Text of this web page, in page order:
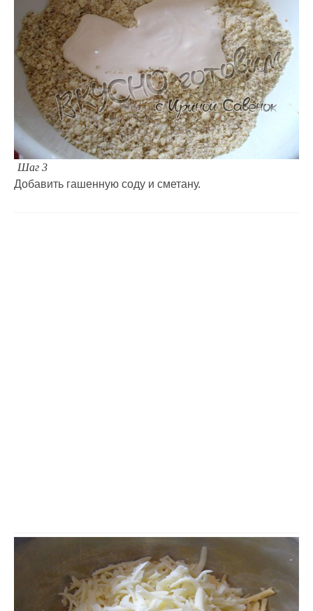
Шаг 3
Добавить гашенную соду и сметану.